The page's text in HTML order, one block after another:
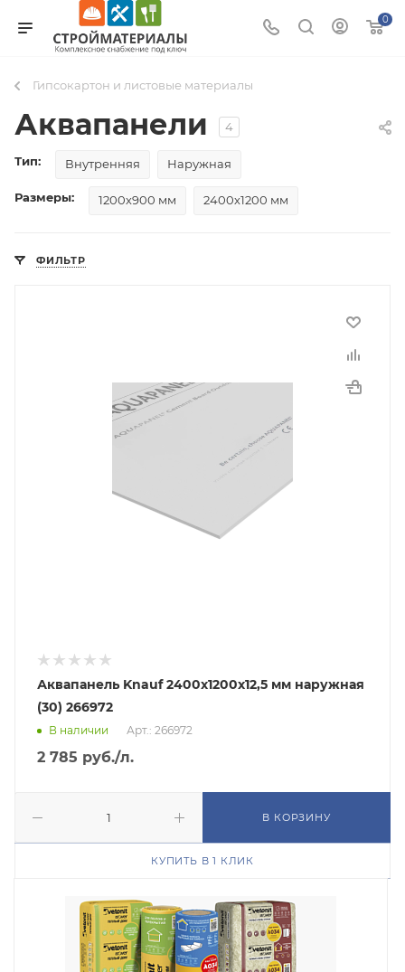
0
Гипсокартон и листовые материалы
Аквапанели 4
Тип: Внутренняя Наружная
Размеры: 1200х900 мм 2400х1200 мм
ФИЛЬТР
Аквапанель Knauf 2400х1200х12,5 мм наружная
(30) 266972
В наличии Арт.: 266972
2 785 руб./л.
В КОРЗИНУ
КУПИТЬ В 1 КЛИК